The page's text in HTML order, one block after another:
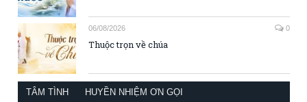
06/08/2026 0
Thuộc trọn về chúa
TÂM TÌNH HUYỀN NHIỆM ƠN GỌI